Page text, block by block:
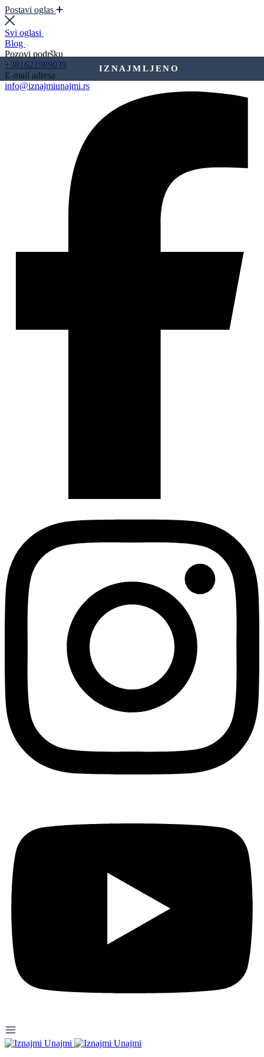
Postavi oglas
Svi oglasi
Blog
Pozovi podršku
+381621989039
E-mail adresa
info@iznajmiunajmi.rs
IZNAJMLJENO